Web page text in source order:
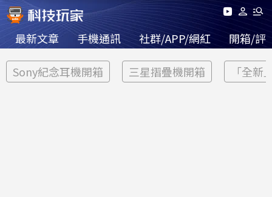
最新文章 手機通訊 社群/APP/網紅 開箱/評
Sony紀念耳機開箱 三星摺疊機開箱 「全新